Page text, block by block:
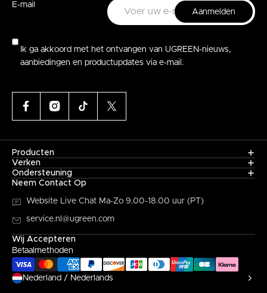
E-mail
Aanmelden
Ik ga akkoord met het ontvangen van UGREEN-nieuws,
aanbiedingen en productupdates via e-mail.
Producten
Verken
Ondersteuning
Neem Contact Op
Website Live Chat Ma-Zo 9.00-18.00 uur (PT)
service.nl@ugreen.com
Wij Accepteren
Betaalmethoden
Nederland / Nederlands